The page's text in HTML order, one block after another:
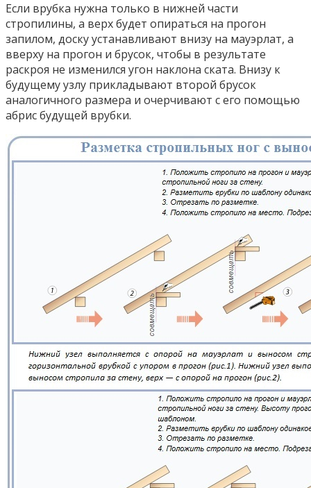
Если врубка нужна только в нижней части
стропилины, а верх будет опираться на прогон
запилом, доску устанавливают внизу на мауэрлат, а
вверху на прогон и брусок, чтобы в результате
раскроя не изменился угон наклона ската. Внизу к
будущему узлу прикладывают второй брусок
аналогичного размера и очерчивают с его помощью
абрис будущей врубки.